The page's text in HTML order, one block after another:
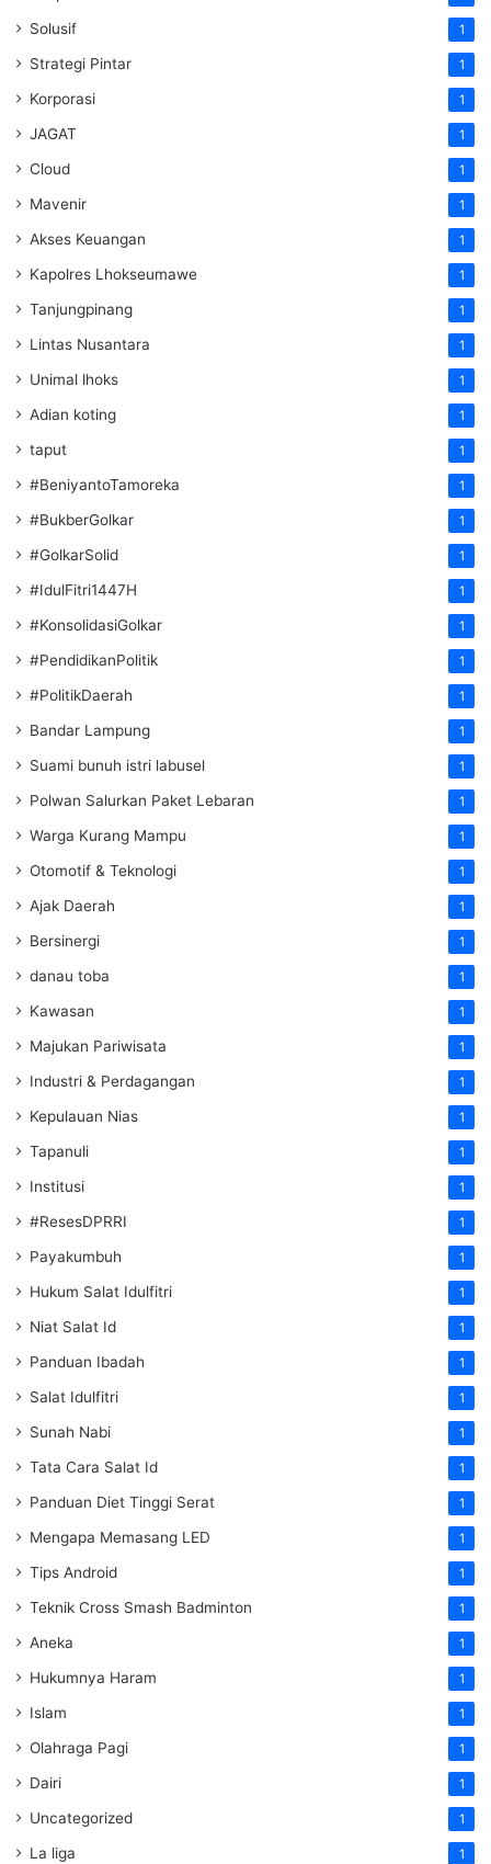
Solusif 1
Strategi Pintar 1
Korporasi 1
JAGAT 1
Cloud 1
Mavenir 1
Akses Keuangan 1
Kapolres Lhokseumawe 1
Tanjungpinang 1
Lintas Nusantara 1
Unimal lhoks 1
Adian koting 1
taput 1
#BeniyantoTamoreka 1
#BukberGolkar 1
#GolkarSolid 1
#IdulFitri1447H 1
#KonsolidasiGolkar 1
#PendidikanPolitik 1
#PolitikDaerah 1
Bandar Lampung 1
Suami bunuh istri labusel 1
Polwan Salurkan Paket Lebaran 1
Warga Kurang Mampu 1
Otomotif & Teknologi 1
Ajak Daerah 1
Bersinergi 1
danau toba 1
Kawasan 1
Majukan Pariwisata 1
Industri & Perdagangan 1
Kepulauan Nias 1
Tapanuli 1
Institusi 1
#ResesDPRRI 1
Payakumbuh 1
Hukum Salat Idulfitri 1
Niat Salat Id 1
Panduan Ibadah 1
Salat Idulfitri 1
Sunah Nabi 1
Tata Cara Salat Id 1
Panduan Diet Tinggi Serat 1
Mengapa Memasang LED 1
Tips Android 1
Teknik Cross Smash Badminton 1
Aneka 1
Hukumnya Haram 1
Islam 1
Olahraga Pagi 1
Dairi 1
Uncategorized 1
La liga 1